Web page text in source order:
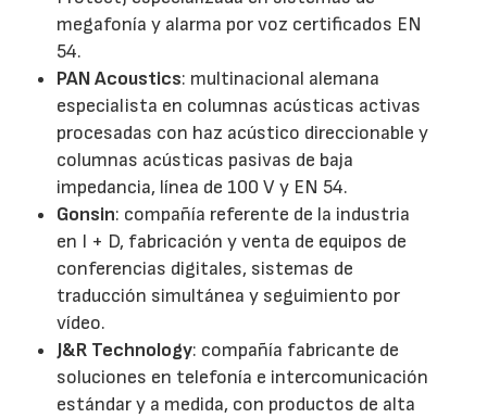
megafonía y alarma por voz certificados EN
54.
PAN Acoustics: multinacional alemana
especialista en columnas acústicas activas
procesadas con haz acústico direccionable y
columnas acústicas pasivas de baja
impedancia, línea de 100 V y EN 54.
Gonsin: compañía referente de la industria
en I + D, fabricación y venta de equipos de
conferencias digitales, sistemas de
traducción simultánea y seguimiento por
vídeo.
J&R Technology: compañía fabricante de
soluciones en telefonía e intercomunicación
estándar y a medida, con productos de alta